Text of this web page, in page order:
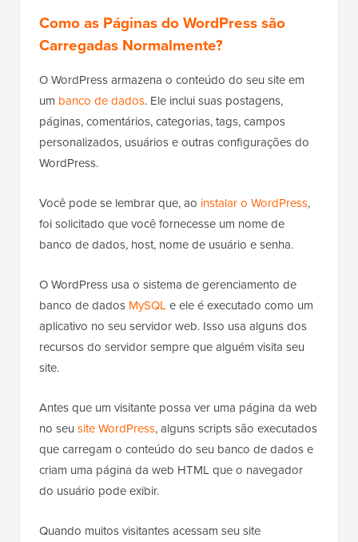
Como as Páginas do WordPress são
Carregadas Normalmente?
O WordPress armazena o conteúdo do seu site em
um banco de dados. Ele inclui suas postagens,
páginas, comentários, categorias, tags, campos
personalizados, usuários e outras configurações do
WordPress.
Você pode se lembrar que, ao instalar o WordPress,
foi solicitado que você fornecesse um nome de
banco de dados, host, nome de usuário e senha.
O WordPress usa o sistema de gerenciamento de
banco de dados MySQL e ele é executado como um
aplicativo no seu servidor web. Isso usa alguns dos
recursos do servidor sempre que alguém visita seu
site.
Antes que um visitante possa ver uma página da web
no seu site WordPress, alguns scripts são executados
que carregam o conteúdo do seu banco de dados e
criam uma página da web HTML que o navegador
do usuário pode exibir.
Quando muitos visitantes acessam seu site